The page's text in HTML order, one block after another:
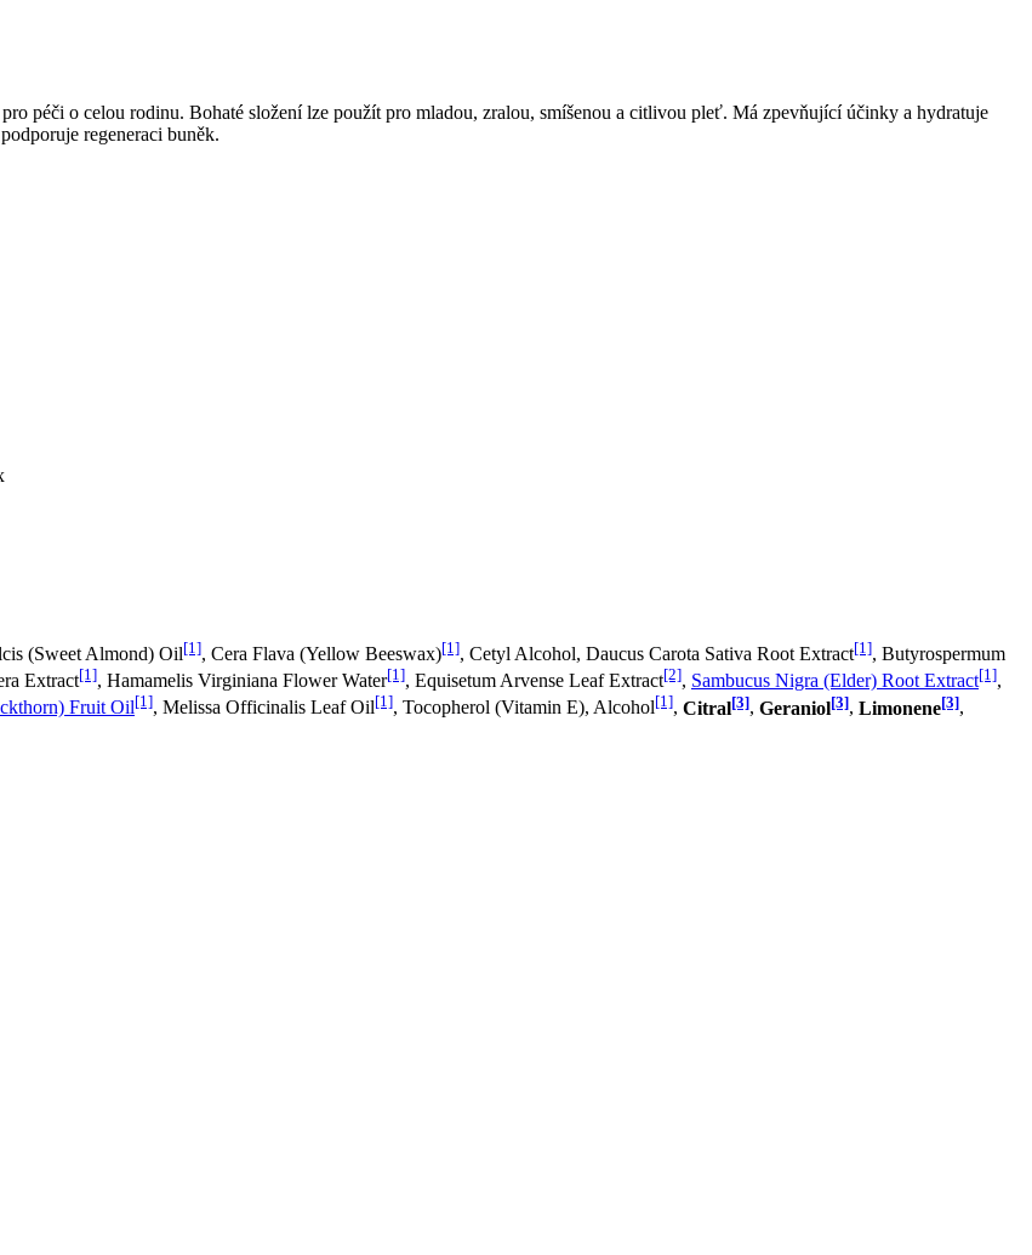
péči o celou rodinu. Bohaté složení lze použít pro mladou, zralou, smíšenou a citlivou pleť. Má zpevňující účinky a hydratuje
regeneraci buněk.
(Sweet Almond) Oil[1], Cera Flava (Yellow Beeswax)[1], Cetyl Alcohol, Daucus Carota Sativa Root Extract[1], Butyrospermum
Extract[1], Hamamelis Virginiana Flower Water[1], Equisetum Arvense Leaf Extract[2], Sambucus Nigra (Elder) Root Extract[1],
Fruit Oil[1], Melissa Officinalis Leaf Oil[1], Tocopherol (Vitamin E), Alcohol[1], Citral[3], Geraniol[3], Limonene[3],